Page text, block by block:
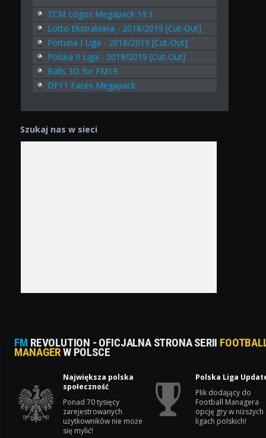
TCM Logos Megapack 19.1
Lotto Ekstraklasa - 2018/2019 [Cut-Out]
Fortuna I Liga - 2018/2019 [Cut-Out]
Polska II Liga - 2018/2019 [Cut-Out]
Balls 3D for FM19
DF11 Faces Megapack
Szukaj nas w sieci
FM REVOLUTION - OFICJALNA STRONA SERII
MANAGERW POLSCE
Największa polska
społeczność
Ponad 70 tysięcy
zarejestrowanych
użytkowników nie może
się mylić!
Polska Liga
Plik dodający do
Football Managera
opcję gry w niższych
ligach polskich!